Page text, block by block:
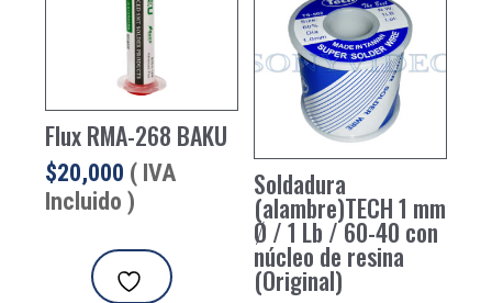
Flux RMA-268 BAKU
$20,000 ( IVA
Incluido )
Soldadura
(alambre)TECH 1 mm
Ø / 1 Lb / 60-40 con
núcleo de resina
(Original)